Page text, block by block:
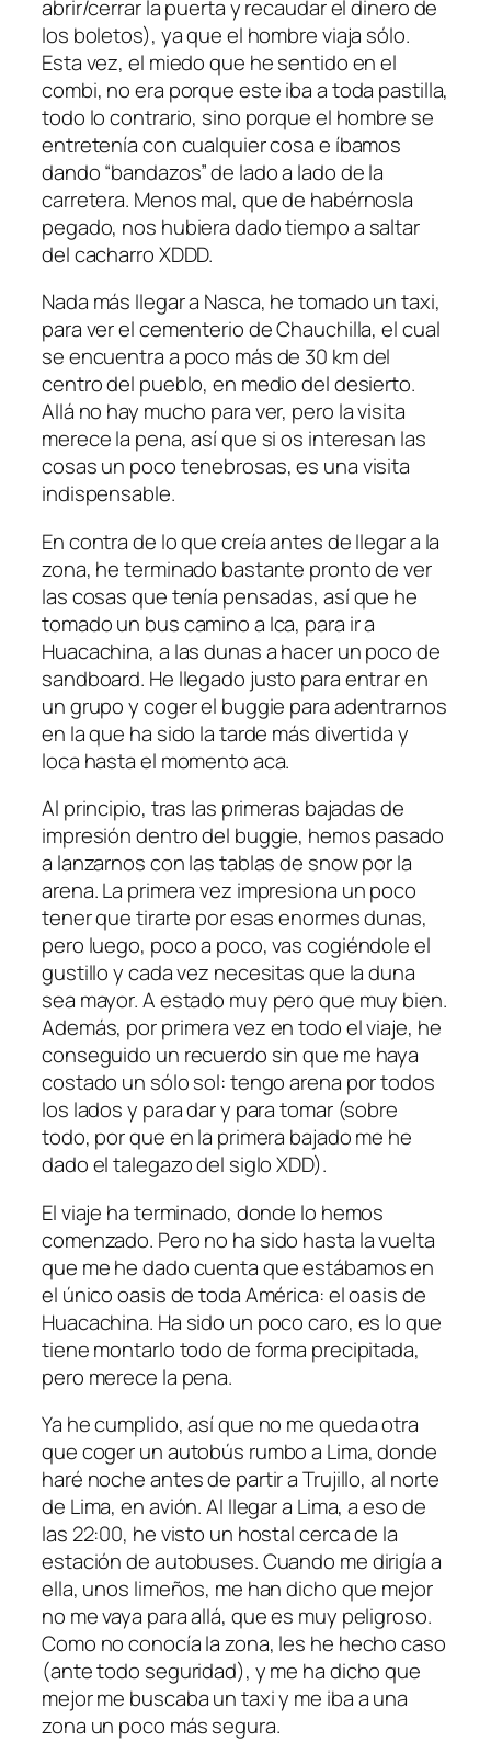
abrir/cerrar la puerta y recaudar el dinero de
los boletos), ya que el hombre viaja sólo.
Esta vez, el miedo que he sentido en el
combi, no era porque este iba a toda pastilla,
todo lo contrario, sino porque el hombre se
entretenía con cualquier cosa e íbamos
dando “bandazos” de lado a lado de la
carretera. Menos mal, que de habérnosla
pegado, nos hubiera dado tiempo a saltar
del cacharro XDDD.
Nada más llegar a Nasca, he tomado un taxi,
para ver el cementerio de Chauchilla, el cual
se encuentra a poco más de 30 km del
centro del pueblo, en medio del desierto.
Allá no hay mucho para ver, pero la visita
merece la pena, así que si os interesan las
cosas un poco tenebrosas, es una visita
indispensable.
En contra de lo que creía antes de llegar a la
zona, he terminado bastante pronto de ver
las cosas que tenía pensadas, así que he
tomado un bus camino a Ica, para ir a
Huacachina, a las dunas a hacer un poco de
sandboard. He llegado justo para entrar en
un grupo y coger el buggie para adentrarnos
en la que ha sido la tarde más divertida y
loca hasta el momento aca.
Al principio, tras las primeras bajadas de
impresión dentro del buggie, hemos pasado
a lanzarnos con las tablas de snow por la
arena. La primera vez impresiona un poco
tener que tirarte por esas enormes dunas,
pero luego, poco a poco, vas cogiéndole el
gustillo y cada vez necesitas que la duna
sea mayor. A estado muy pero que muy bien.
Además, por primera vez en todo el viaje, he
conseguido un recuerdo sin que me haya
costado un sólo sol: tengo arena por todos
los lados y para dar y para tomar (sobre
todo, por que en la primera bajado me he
dado el talegazo del siglo XDD).
El viaje ha terminado, donde lo hemos
comenzado. Pero no ha sido hasta la vuelta
que me he dado cuenta que estábamos en
el único oasis de toda América: el oasis de
Huacachina. Ha sido un poco caro, es lo que
tiene montarlo todo de forma precipitada,
pero merece la pena.
Ya he cumplido, así que no me queda otra
que coger un autobús rumbo a Lima, donde
haré noche antes de partir a Trujillo, al norte
de Lima, en avión. Al llegar a Lima, a eso de
las 22:00, he visto un hostal cerca de la
estación de autobuses. Cuando me dirigía a
ella, unos limeños, me han dicho que mejor
no me vaya para allá, que es muy peligroso.
Como no conocía la zona, les he hecho caso
(ante todo seguridad), y me ha dicho que
mejor me buscaba un taxi y me iba a una
zona un poco más segura.